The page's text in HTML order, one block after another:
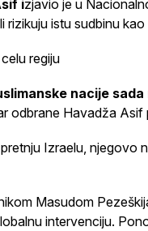
izjavio je u
rizikuju istu sudbinu
regiju
nacije
odbrane Havadža Asif
Izraelu, njegovo
Masudom
intervenciju.